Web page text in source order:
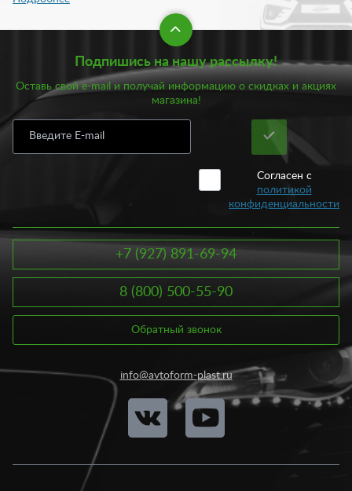
Подпишись на нашу рассылку!
Оставь свой e-mail и получай информацию о скидках и акциях
магазина!
Согласен с
политикой
конфиденциальности
+7 (927) 891-69-94
8 (800) 500-55-90
Обратный звонок
info@avtoform-plast.ru